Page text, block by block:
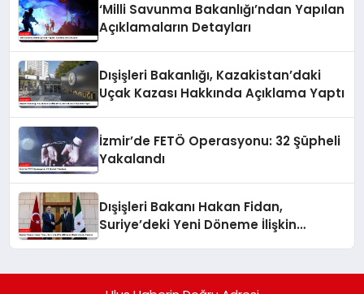
‘Milli Savunma Bakanlığı’ndan Yapılan
Açıklamaların Detayları
Dışişleri Bakanlığı, Kazakistan’daki
Uçak Kazası Hakkında Açıklama Yaptı
İzmir’de FETÖ Operasyonu: 32 Şüpheli
Yakalandı
Dışişleri Bakanı Hakan Fidan,
Suriye’deki Yeni Döneme İlişkin